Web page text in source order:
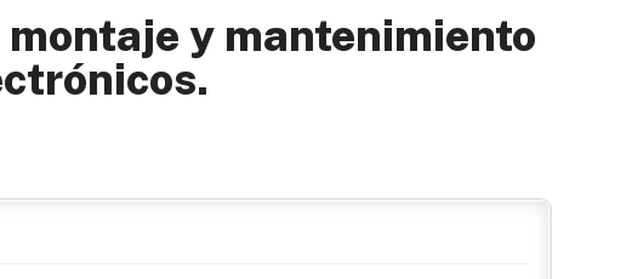
y mantenimiento